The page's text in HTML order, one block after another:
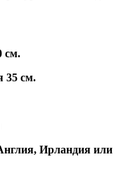
см.
35 см.
Ирландия или